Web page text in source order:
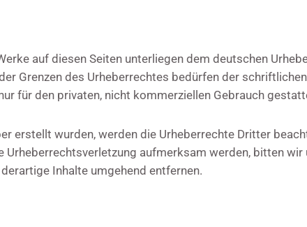
auf diesen Seiten unterliegen dem deutschen
Grenzen des Urheberrechtes bedürfen der
für den privaten, nicht kommerziellen Gebrauch
erstellt wurden, werden die Urheberrechte Dritter
aufmerksam werden, bitten
Inhalte umgehend entfernen.